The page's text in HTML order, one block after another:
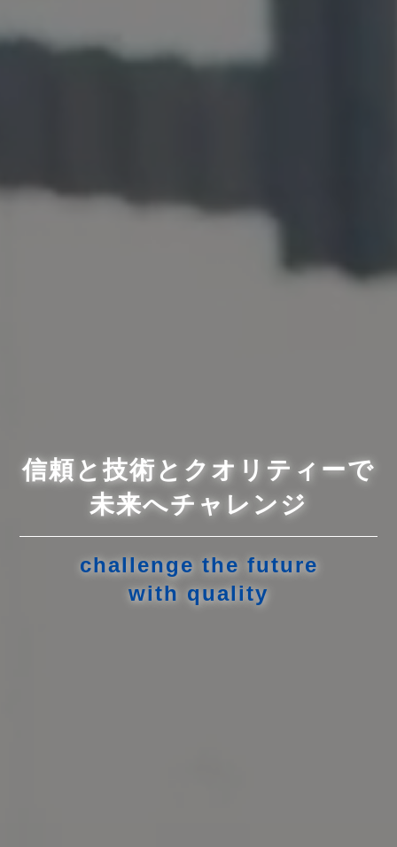
信頼と技術とクオリティーで
未来へチャレンジ
challenge the future
with quality